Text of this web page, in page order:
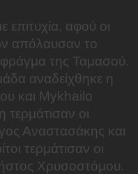
αφού οι
απόλαυσαν το
της Ταμασού.
αναδείχθηκε η
και Mykhailo
οι
Αναστασάκης και
τερμάτισαν οι
Χρυσοστόμου.